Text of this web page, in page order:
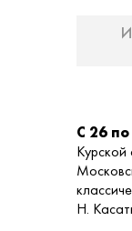
С 26
Курской
Н.